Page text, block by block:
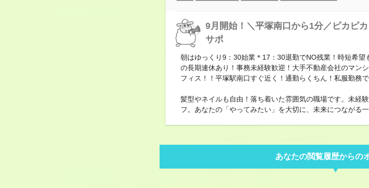
9月開始！＼平塚南口から1分／ピカピ
サポ
朝はゆっくり9：30始業＊17：30退勤でNO残業！時短希
の長期連休あり！事務未経験歓迎！大手不動産会社のマン
フィス！！平塚駅南口すぐ近く！通勤らくちん！私服勤務
髪型やネイルも自由！落ち着いた雰囲気の職場です。未経
フ。あなたの「やってみたい」を大切に、未来につながる一
あなたの閲覧履歴からの